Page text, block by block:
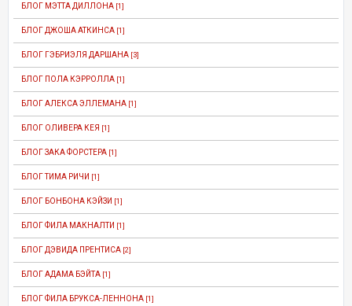
БЛОГ МЭТТА ДИЛЛОНА [1]
БЛОГ ДЖОША АТКИНСА [1]
БЛОГ ГЭБРИЭЛЯ ДАРШАНА [3]
БЛОГ ПОЛА КЭРРОЛЛА [1]
БЛОГ АЛЕКСА ЭЛЛЕМАНА [1]
БЛОГ ОЛИВЕРА КЕЯ [1]
БЛОГ ЗАКА ФОРСТЕРА [1]
БЛОГ ТИМА РИЧИ [1]
БЛОГ БОНБОНА КЭЙЗИ [1]
БЛОГ ФИЛА МАКНАЛТИ [1]
БЛОГ ДЭВИДА ПРЕНТИСА [2]
БЛОГ АДАМА БЭЙТА [1]
БЛОГ ФИЛА БРУКСА-ЛЕННОНА [1]